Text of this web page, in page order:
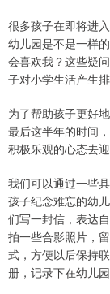
很多孩子在即将进
幼儿园是不是一样
会喜欢我？这些疑
子对小学生活产生排
为了帮助孩子更好
最后这半年的时间
积极乐观的心态去
我们可以通过一些
孩子纪念难忘的幼
们写一封信，表达
拍一些合影照片，
式，方便以后保持
册，记录下在幼儿